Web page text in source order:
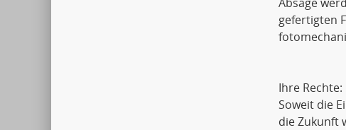
gefertigten
Ihre Rechte:
Soweit die
die Zukunft